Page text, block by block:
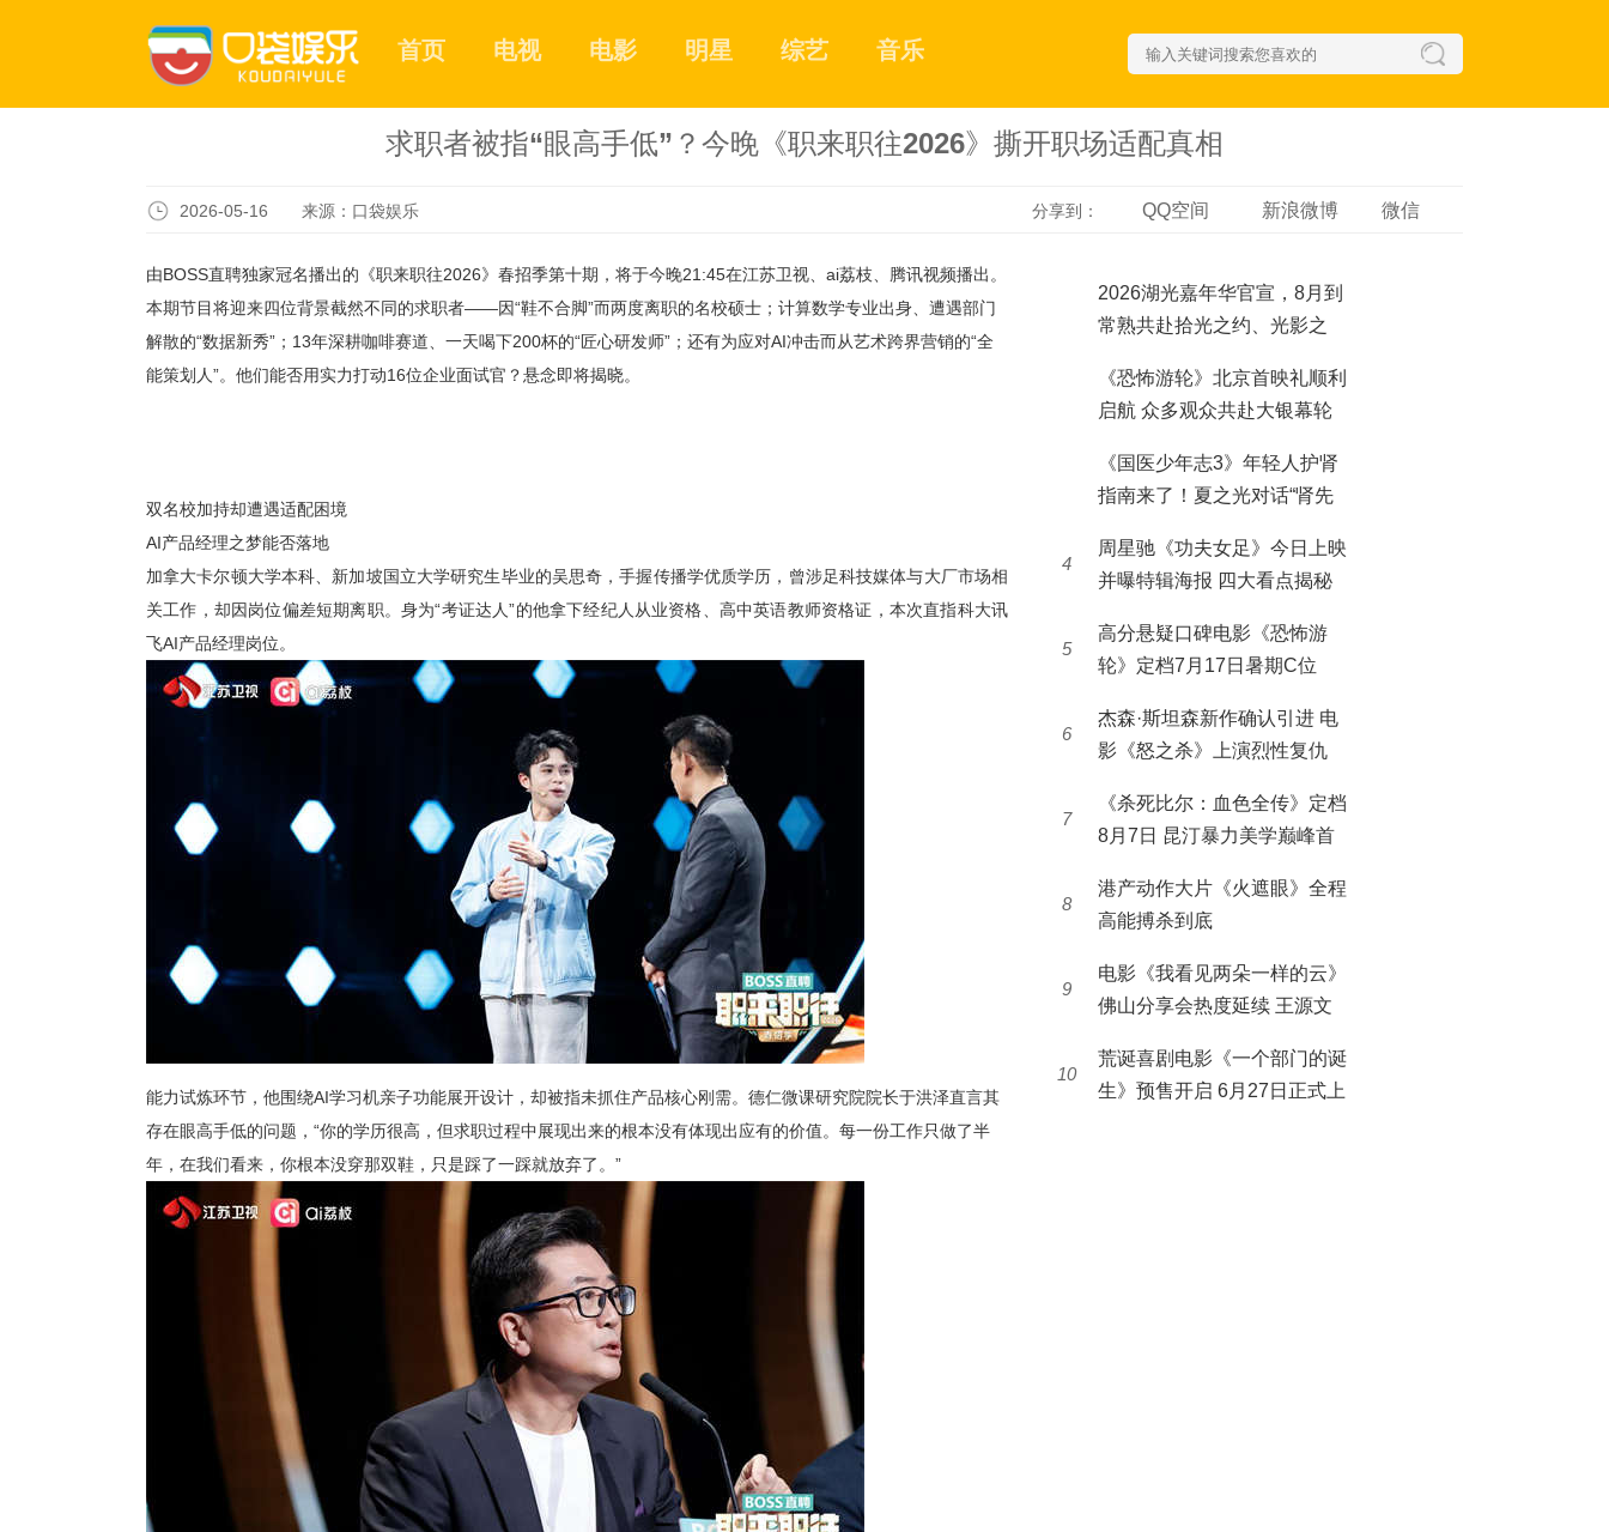
首页 电视 电影 明星 综艺 音乐
求职者被指“眼高手低”？今晚《职来职往2026》撕开职场适配真相
2026-05-16 来源：口袋娱乐 微信
新浪微博
QQ空间
分享到：
由BOSS直聘独家冠名播出的《职来职往2026》春招季第十期，将于今晚21:45在江苏卫视、ai荔枝、腾讯视频播出。
本期节目将迎来四位背景截然不同的求职者——因“鞋不合脚”而两度离职的名校硕士；计算数学专业出身、遭遇部门
解散的“数据新秀”；13年深耕咖啡赛道、一天喝下200杯的“匠心研发师”；还有为应对AI冲击而从艺术跨界营销的“全
能策划人”。他们能否用实力打动16位企业面试官？悬念即将揭晓。
双名校加持却遭遇适配困境
AI产品经理之梦能否落地
加拿大卡尔顿大学本科、新加坡国立大学研究生毕业的吴思奇，手握传播学优质学历，曾涉足科技媒体与大厂市场相
关工作，却因岗位偏差短期离职。身为“考证达人”的他拿下经纪人从业资格、高中英语教师资格证，本次直指科大讯
飞AI产品经理岗位。
能力试炼环节，他围绕AI学习机亲子功能展开设计，却被指未抓住产品核心刚需。 德仁微课研究院院长于洪泽直言其
存在眼高手低的问题， “你的学历很高，但求职过程中展现出来的根本没有体现出应有的价值。每一份工作只做了半
年，在我们看来，你根本没穿那双鞋，只是踩了一踩就放弃了。”
2026湖光嘉年华官宣，8月到
常熟共赴拾光之约、光影之
《恐怖游轮》北京首映礼顺利
启航 众多观众共赴大银幕轮
《国医少年志3》年轻人护肾
指南来了！夏之光对话“肾先
4
周星驰《功夫女足》今日上映
并曝特辑海报 四大看点揭秘
5
高分悬疑口碑电影《恐怖游
轮》定档7月17日暑期C位
6
杰森·斯坦森新作确认引进 电
影《怒之杀》上演烈性复仇
7
《杀死比尔：血色全传》定档
8月7日 昆汀暴力美学巅峰首
8
港产动作大片《火遮眼》全程
高能搏杀到底
9
电影《我看见两朵一样的云》
佛山分享会热度延续 王源文
10
荒诞喜剧电影《一个部门的诞
生》预售开启 6月27日正式上